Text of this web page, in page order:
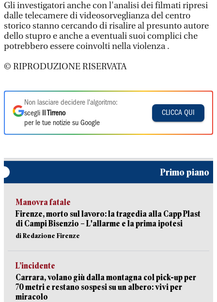
Gli investigatori anche con l'analisi dei filmati ripresi
dalle telecamere di videosorveglianza del centro
storico stanno cercando di risalire al presunto autore
dello stupro e anche a eventuali suoi complici che
potrebbero essere coinvolti nella violenza .
© RIPRODUZIONE RISERVATA
Non lasciare decidere l'algoritmo:
scegli
Il Tirreno
per le tue notizie su Google
CLICCA QUI
Primo piano
Manovra fatale
Firenze, morto sul lavoro: la tragedia alla Capp Plast
di Campi Bisenzio – L'allarme e la prima ipotesi
di Redazione Firenze
L’incidente
Carrara, volano giù dalla montagna col pick-up per
70 metri e restano sospesi su un albero: vivi per
miracolo